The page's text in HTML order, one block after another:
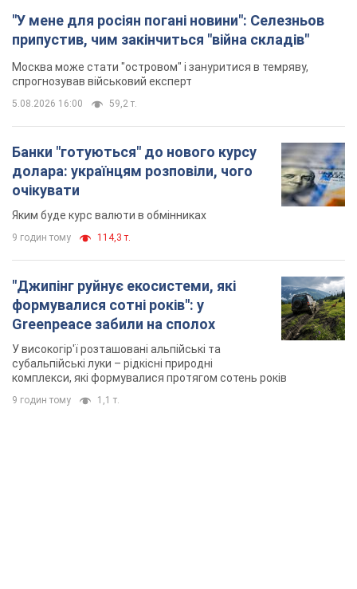
"У мене для росіян погані новини": Селезньов
припустив, чим закінчиться "війна складів"
Москва може стати "островом" і зануритися в темряву,
спрогнозував військовий експерт
5.08.2026 16:00 59,2 т.
Банки "готуються" до нового курсу
долара: українцям розповіли, чого
очікувати
Яким буде курс валюти в обмінниках
9 годин тому 114,3 т.
"Джипінг руйнує екосистеми, які
формувалися сотні років": у
Greenpeace забили на сполох
У високогір'ї розташовані альпійські та
субальпійські луки – рідкісні природні
комплекси, які формувалися протягом сотень років
9 годин тому 1,1 т.